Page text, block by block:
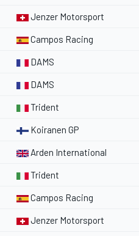
Jenzer Motorsport
Campos Racing
DAMS
DAMS
Trident
Koiranen GP
Arden International
Trident
Campos Racing
Jenzer Motorsport